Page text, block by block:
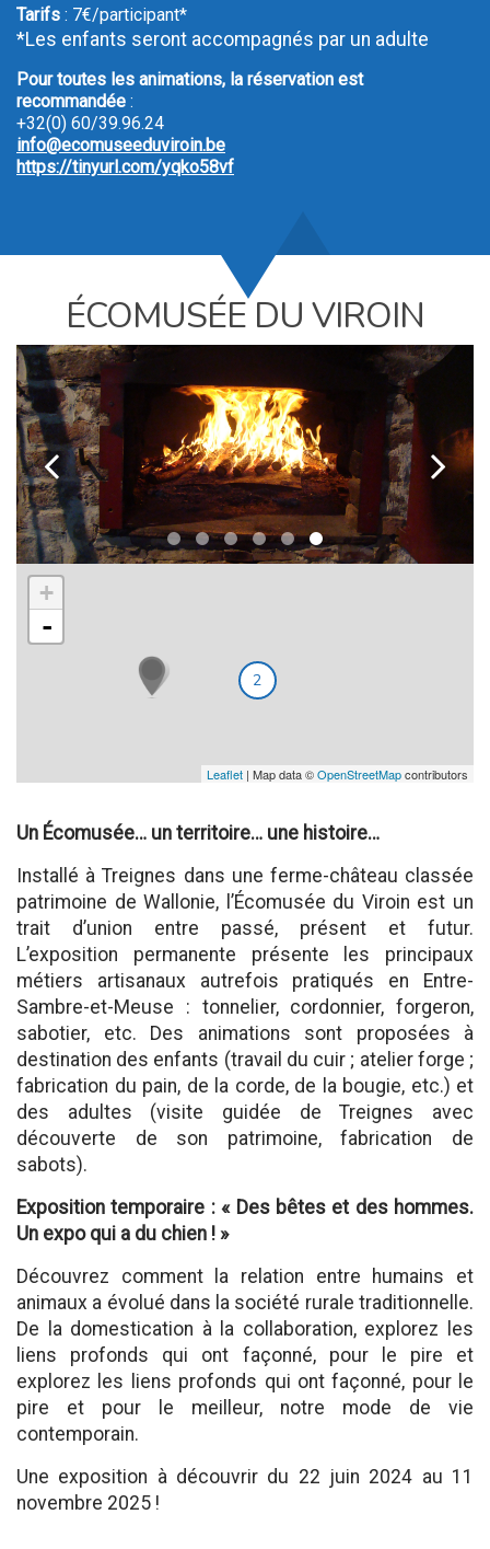
Tarifs : 7€/participant*
*Les enfants seront accompagnés par un adulte
Pour toutes les animations, la réservation est
recommandée :
+32(0) 60/39.96.24
info@ecomuseeduviroin.be
https://tinyurl.com/yqko58vf
ÉCOMUSÉE DU VIROIN
k l
2
+
-
Leaflet | Map data ©OpenStreetMapcontributors
Un Écomusée… un territoire… une histoire…
Installé à Treignes dans une ferme-château classée
patrimoine de Wallonie, l’Écomusée du Viroin est un
trait d’union entre passé, présent et futur.
L’exposition permanente présente les principaux
métiers artisanaux autrefois pratiqués en Entre-
Sambre-et-Meuse : tonnelier, cordonnier, forgeron,
sabotier, etc. Des animations sont proposées à
destination des enfants (travail du cuir ; atelier forge ;
fabrication du pain, de la corde, de la bougie, etc.) et
des adultes (visite guidée de Treignes avec
découverte de son patrimoine, fabrication de
sabots).
Exposition temporaire : « Des bêtes et des hommes.
Un expo qui a du chien ! »
Découvrez comment la relation entre humains et
animaux a évolué dans la société rurale traditionnelle.
De la domestication à la collaboration, explorez les
liens profonds qui ont façonné, pour le pire et
explorez les liens profonds qui ont façonné, pour le
pire et pour le meilleur, notre mode de vie
contemporain.
Une exposition à découvrir du 22 juin 2024 au 11
novembre 2025 !